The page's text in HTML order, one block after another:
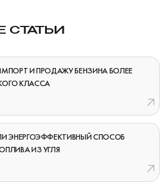
СТАТЬИ
И ПРОДАЖУ БЕНЗИНА БОЛЕЕ
КЛАССА
ЭНЕРГОЭФФЕКТИВНЫЙ СПОСОБ
ИЗ УГЛЯ